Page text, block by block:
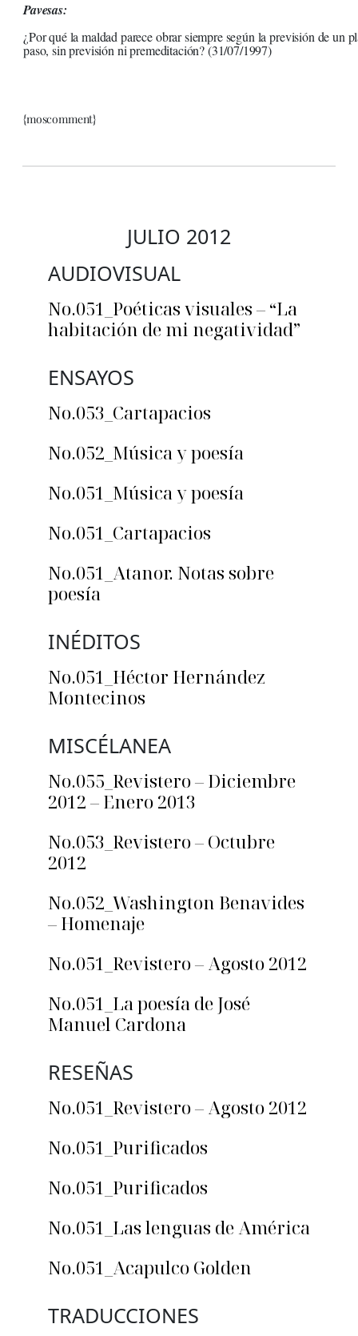
Pavesas:
¿Por qué la maldad parece obrar siempre según la previsión de un
paso, sin previsión ni premeditación? (31/07/1997)
{moscomment}
JULIO 2012
AUDIOVISUAL
No.051_Poéticas visuales – “La
habitación de mi negatividad”
ENSAYOS
No.053_Cartapacios
No.052_Música y poesía
No.051_Música y poesía
No.051_Cartapacios
No.051_Atanor. Notas sobre
poesía
INÉDITOS
No.051_Héctor Hernández
Montecinos
MISCÉLANEA
No.055_Revistero – Diciembre
2012 – Enero 2013
No.053_Revistero – Octubre
2012
No.052_Washington Benavides
– Homenaje
No.051_Revistero – Agosto 2012
No.051_La poesía de José
Manuel Cardona
RESEÑAS
No.051_Revistero – Agosto 2012
No.051_Purificados
No.051_Purificados
No.051_Las lenguas de América
No.051_Acapulco Golden
TRADUCCIONES